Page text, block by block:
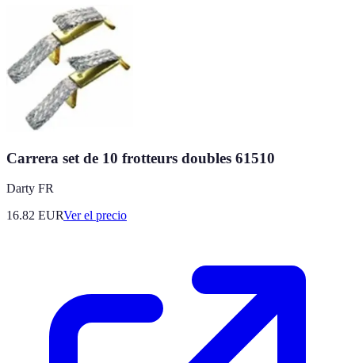
Carrera set de 10 frotteurs doubles 61510
Darty FR
16.82 EURVer el precio